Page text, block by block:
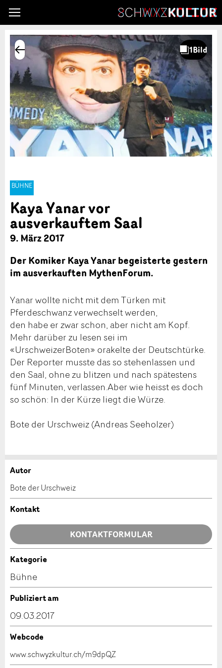
BÜHNE
Kaya Yanar vor
ausverkauftem Saal
9. März 2017
Der Komiker Kaya Yanar begeisterte gestern
im ausverkauften MythenForum.
Yanar wollte nicht mit dem Türken mit
Pferdeschwanz verwechselt werden,
den habe er zwar schon, aber nicht am Kopf.
Mehr darüber zu lesen sei im
«UrschweizerBoten» orakelte der Deutschtürke.
Der Reporter musste das so stehenlassen und
den Saal, ohne zu blitzen und nach spätestens
fünf Minuten, verlassen.Aber wie heisst es doch
so schön: In der Kürze liegt die Würze.
Bote der Urschweiz (Andreas Seeholzer)
Anzeige beanstanden
Ihr Feedback wird sehr geschätzt!
Allgemeines Feedback
Anzeige nicht mehr gültig
Anzeige unvollständig
Anzeige weiterempfehlen
Empfehlen Sie diese Anzeige an Freunde weiter.
* Eingabe erforderlich
Autor
Bote der Urschweiz
Kontakt
KONTAKTFORMULAR
Kontakt
Verfassen Sie eine Nachricht für die Kontaktpersonen
Kategorie
Bühne
Publiziert am
09.03.2017
Webcode
www.schwyzkultur.ch/m9dpQZ